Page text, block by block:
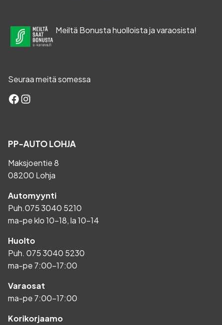
Meiltä Bonusta huolloista ja varaosista!
Seuraa meitä somessa
Facebook
Instagram
PP-AUTO LOHJA
Maksjoentie 8
08200 Lohja
Automyynti
Puh.075 3040 5210
ma-pe klo 10-18, la 10-14
Huolto
Puh. 075 3040 5230
ma-pe 7:00-17:00
Varaosat
ma-pe 7:00-17:00
Korikorjaamo